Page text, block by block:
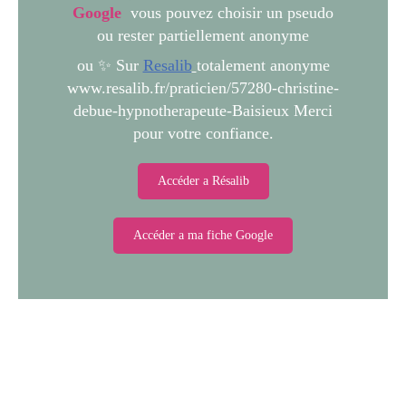
Google vous pouvez choisir un pseudo
ou rester partiellement anonyme
ou ✨ Sur Resalib totalement anonyme
www.resalib.fr/praticien/57280-christine-
debue-hypnotherapeute-Baisieux Merci
pour votre confiance.
Accéder a Résalib
Accéder a ma fiche Google